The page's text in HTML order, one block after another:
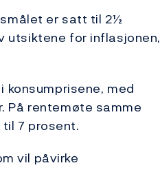
er satt til 2½
utsiktene for inflasjonen,
konsumprisene, med
På rentemøte samme
7 prosent.
vil påvirke